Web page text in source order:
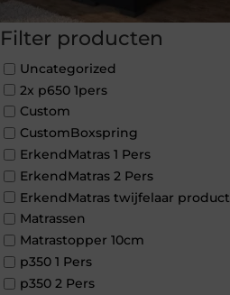
Filter producten
Uncategorized
2x p650 1pers
Custom
CustomBoxspring
ErkendMatras 1 Pers
ErkendMatras 2 Pers
ErkendMatras twijfelaar product
Matrassen
Matrastopper 10cm
p350 1 Pers
p350 2 Pers